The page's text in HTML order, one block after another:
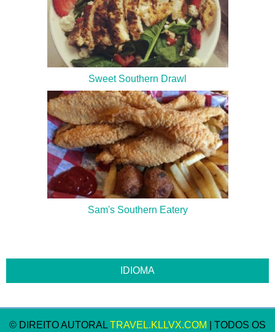
Sweet Southern Drawl
Sam's Southern Eatery
© DIREITO AUTORAL TRAVEL.KLLVX.COM | TODOS OS